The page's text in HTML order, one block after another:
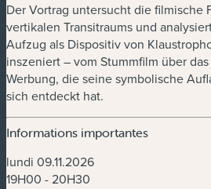
Der Vortrag untersucht die filmische
vertikalen Transitraums und
Aufzug als Dispositiv von
inszeniert – vom Stummfilm über
Werbung, die seine symbolische
sich entdeckt hat.
Informations importantes
lundi 09.11.2026
19H00 - 20H30